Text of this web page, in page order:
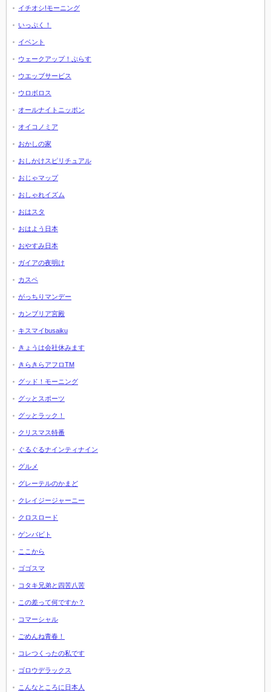
イチオシ!モーニング
いっぷく！
イベント
ウェークアップ！ぷらす
ウエッブサービス
ウロボロス
オールナイトニッポン
オイコノミア
おかしの家
おしかけスピリチュアル
おじゃマップ
おしゃれイズム
おはスタ
おはよう日本
おやすみ日本
ガイアの夜明け
カスペ
がっちりマンデー
カンブリア宮殿
キスマイbusaiku
きょうは会社休みます
きらきらアフロTM
グッド！モーニング
グッとスポーツ
グッとラック！
クリスマス特番
ぐるぐるナインティナイン
グルメ
グレーテルのかまど
クレイジージャーニー
クロスロード
ゲンバビト
ここから
ゴゴスマ
コタキ兄弟と四苦八苦
この差って何ですか？
コマーシャル
ごめんね青春！
コレつくったの私です
ゴロウデラックス
こんなところに日本人